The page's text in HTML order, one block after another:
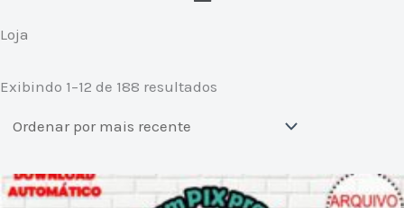
Loja
Exibindo 1–12 de 188 resultados